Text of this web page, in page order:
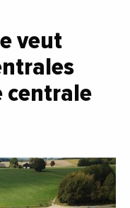
veut
centrale